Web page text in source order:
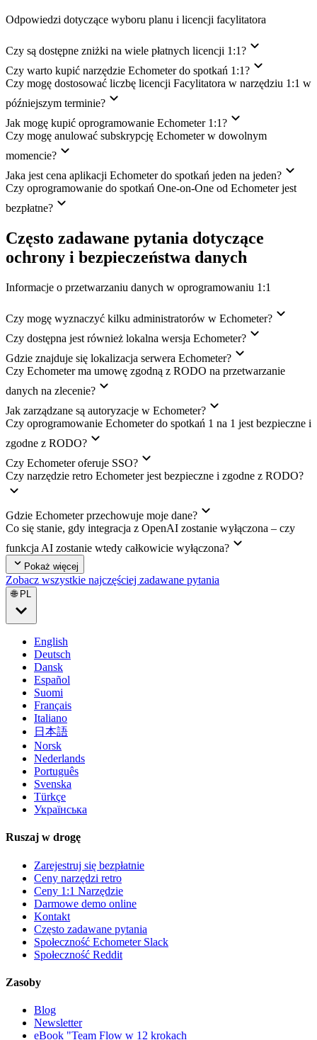
Odpowiedzi dotyczące wyboru planu i licencji facylitatora
Czy są dostępne zniżki na wiele płatnych licencji 1:1?
Czy warto kupić narzędzie Echometer do spotkań 1:1?
Czy mogę dostosować liczbę licencji Facylitatora w narzędziu 1:1 w
późniejszym terminie?
Jak mogę kupić oprogramowanie Echometer 1:1?
Czy mogę anulować subskrypcję Echometer w dowolnym
momencie?
Jaka jest cena aplikacji Echometer do spotkań jeden na jeden?
Czy oprogramowanie do spotkań One-on-One od Echometer jest
bezpłatne?
Często zadawane pytania dotyczące
ochrony i bezpieczeństwa danych
Informacje o przetwarzaniu danych w oprogramowaniu 1:1
Czy mogę wyznaczyć kilku administratorów w Echometer?
Czy dostępna jest również lokalna wersja Echometer?
Gdzie znajduje się lokalizacja serwera Echometer?
Czy Echometer ma umowę zgodną z RODO na przetwarzanie
danych na zlecenie?
Jak zarządzane są autoryzacje w Echometer?
Czy oprogramowanie Echometer do spotkań 1 na 1 jest bezpieczne i
zgodne z RODO?
Czy Echometer oferuje SSO?
Czy narzędzie retro Echometer jest bezpieczne i zgodne z RODO?
Gdzie Echometer przechowuje moje dane?
Co się stanie, gdy integracja z OpenAI zostanie wyłączona – czy
funkcja AI zostanie wtedy całkowicie wyłączona?
Pokaż więcej
Zobacz wszystkie najczęściej zadawane pytania
🌐 PL
English
Deutsch
Dansk
Español
Suomi
Français
Italiano
日本語
Norsk
Nederlands
Português
Svenska
Türkçe
Українська
Ruszaj w drogę
Zarejestruj się bezpłatnie
Ceny narzędzi retro
Ceny 1:1 Narzędzie
Darmowe demo online
Kontakt
Często zadawane pytania
Społeczność Echometer Slack
Społeczność Reddit
Zasoby
Blog
Newsletter
eBook "Team Flow w 12 krokach